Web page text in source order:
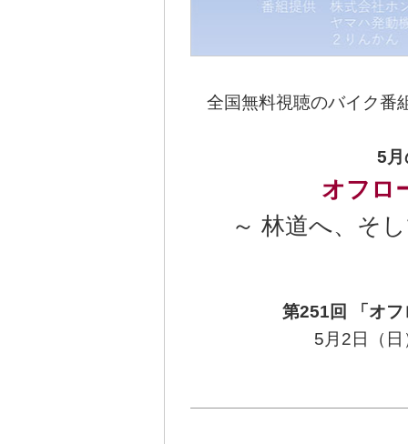
全国無料視聴のバイク番
5
オフロ
～ 林道へ、そ
第251回 「オ
5月2日（